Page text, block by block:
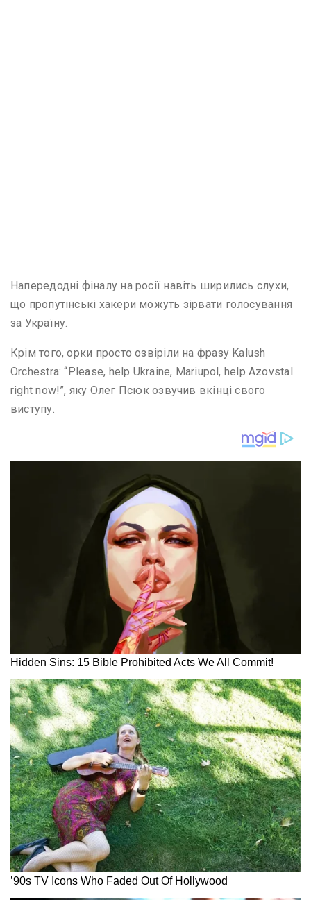
Напередодні фіналу на росії навіть ширились слухи,
що пропутінські хакери можуть зірвати голосування
за Україну.
Крім того, орки просто озвіріли на фразу Kalush
Orchestra: “Please, help Ukraine, Mariupol, help Azovstal
right now!”, яку Олег Псюк озвучив вкінці свого
виступу.